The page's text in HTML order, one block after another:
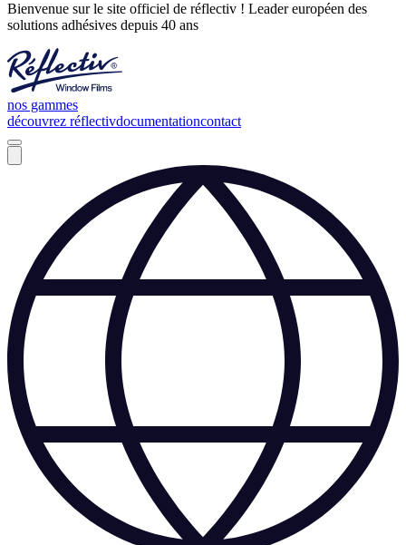
Bienvenue sur le site officiel de réflectiv ! Leader européen des
solutions adhésives depuis 40 ans
nos gammes
découvrez réflectivdocumentationcontact